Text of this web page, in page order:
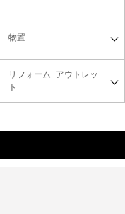
リフォーム_アウトレッ
ト
物置